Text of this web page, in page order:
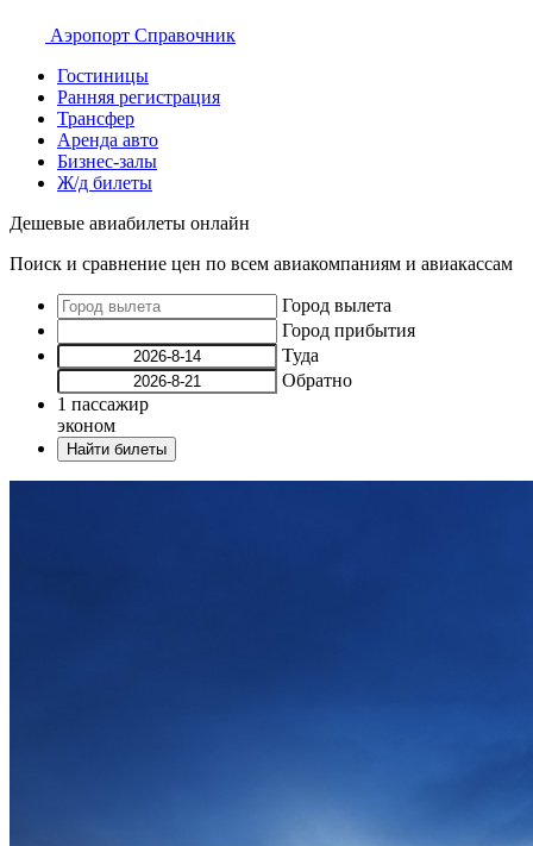
Аэропорт Справочник
Гостиницы
Ранняя регистрация
Трансфер
Аренда авто
Бизнес-залы
Ж/д билеты
Дешевые авиабилеты онлайн
Поиск и сравнение цен по всем авиакомпаниям и авиакассам
Город вылета
Город прибытия
Туда
Обратно
1 пассажир
эконом
Найти билеты